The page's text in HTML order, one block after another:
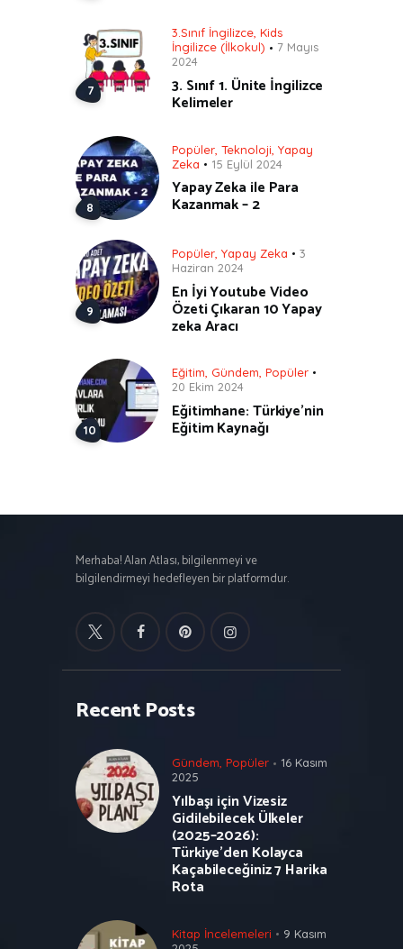
3.Sınıf İngilizce, Kids
İngilizce (İlkokul)
7 Mayıs
2024
3. Sınıf 1. Ünite İngilizce
Kelimeler
Popüler Teknoloji Yapay
Zeka
15 Eylül 2024
Yapay Zeka ile Para
Kazanmak – 2
Popüler Yapay Zeka
3
Haziran 2024
En İyi Youtube Video
Özeti Çıkaran 10 Yapay
zeka Aracı
Eğitim Gündem Popüler
20 Ekim 2024
Eğitimhane: Türkiye’nin
Eğitim Kaynağı
Merhaba! Alan Atlası, bilgilenmeyi ve
bilgilendirmeyi hedefleyen bir platformdur.
Recent Posts
Gündem, Popüler
16 Kasım
2025
Yılbaşı için Vizesiz
Gidilebilecek Ülkeler
(2025–2026):
Türkiye’den Kolayca
Kaçabileceğiniz 7 Harika
Rota
Kitap İncelemeleri
9 Kasım